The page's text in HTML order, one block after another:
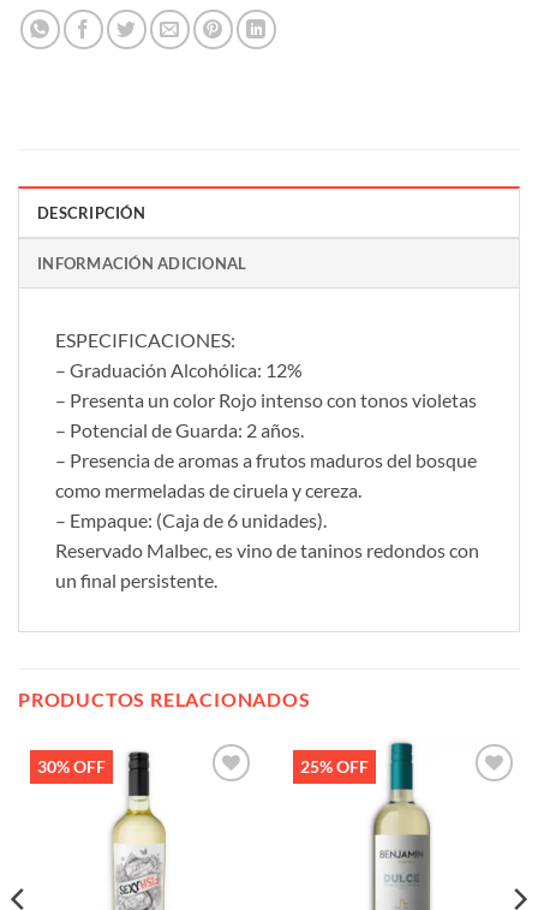
DESCRIPCIÓN
INFORMACIÓN ADICIONAL
ESPECIFICACIONES:
– Graduación Alcohólica: 12%
– Presenta un color Rojo intenso con tonos violetas
– Potencial de Guarda: 2 años.
– Presencia de aromas a frutos maduros del bosque
como mermeladas de ciruela y cereza.
– Empaque: (Caja de 6 unidades).
Reservado Malbec, es vino de taninos redondos con
un final persistente.
PRODUCTOS RELACIONADOS
30% OFF 25% OFF